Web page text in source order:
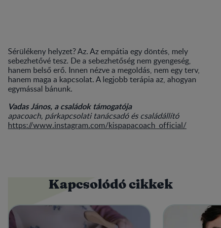
Sérülékeny helyzet? Az. Az empátia egy döntés, mely
sebezhetővé tesz. De a sebezhetőség nem gyengeség,
hanem belső erő. Innen nézve a megoldás, nem egy terv,
hanem maga a kapcsolat. A legjobb terápia az, ahogyan
egymással bánunk.
Vadas János, a családok támogatója
apacoach, párkapcsolati tanácsadó és családállító
https://www.instagram.com/kispapacoach_official/
Kapcsolódó cikkek